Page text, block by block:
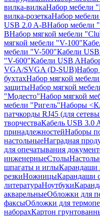
вилка-вилкаНабор мебели
вилка-розеткаНабор
USB 2.0 A-BНабор мебели
BНабор мягкой мебели
мягкой мебели "V-100"
мебели "V-500"Кабели
"V-600"Кабели USB A
VGA/SVGA (D-SUB)Набор
бухтахНабор мягкой
защитыНабор мягкой
"Модесто"Набор мягкой
мебели "Ригель"Наборы
патчкорды RJ45 (для
творчестваКабель USB 3.0
принадлежностейНаборы
настольныеНаградная
для опечатывания
инженерныеСтолы
шпагаты и иглыКарандаши
резкиНожницыКарандаши
литератураНоутбуки
акварельныеОбложки для
факсыОбложки для
наборахКартон